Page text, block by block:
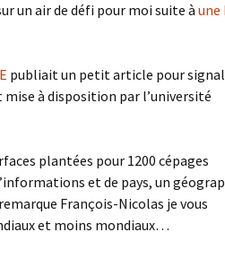
un air de défi pour moi suite àune
publiait un petit article pour
à disposition par l’université
plantées pour 1200 cépages
et de pays, un
François-Nicolas je vous
et moins mondiaux…